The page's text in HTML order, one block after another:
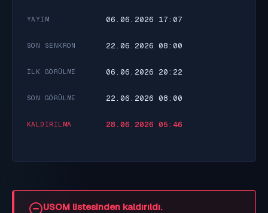
YAYIM 06.06.2026 17:07
SON SENKRON 22.06.2026 08:00
İLK GÖRÜLME 06.06.2026 20:22
SON GÖRÜLME 22.06.2026 08:00
KALDIRILMA 28.06.2026 05:46
USOM listesinden kaldırıldı.